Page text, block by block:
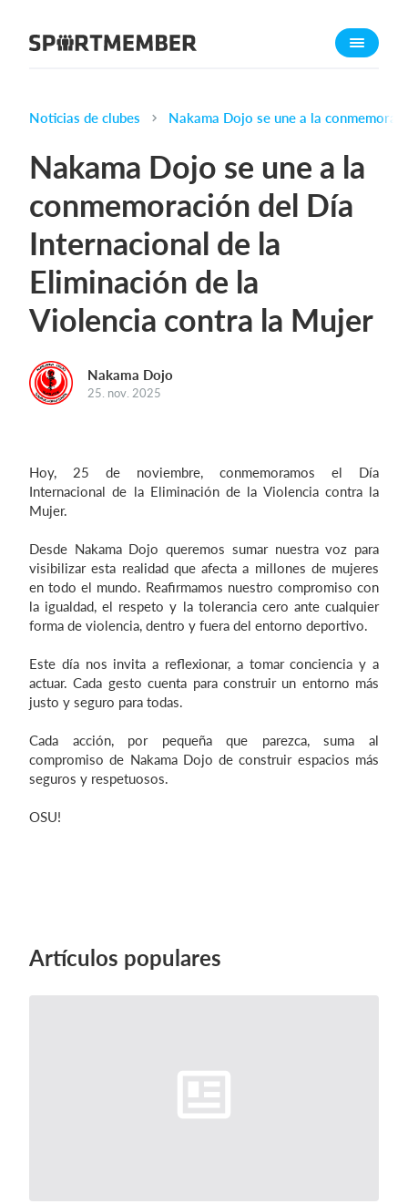
Acerca de SportMember
Funciones
Calendario
Gestión de pagos
Sitio web
App móvil
Tienda Online
¿Cuanto cuesta?
Español
Iniciar sesión
Noticias de clubes Nakama Dojo se une a la
Nakama Dojo se une a la
conmemoración del Día
Internacional de la
Eliminación de la
Violencia contra la Mujer
Nakama Dojo
25. nov. 2025
Hoy, 25 de noviembre, conmemoramos el Día
Internacional de la Eliminación de la Violencia contra la
Mujer.
Desde Nakama Dojo queremos sumar nuestra voz para
visibilizar esta realidad que afecta a millones de mujeres
en todo el mundo. Reafirmamos nuestro compromiso con
la igualdad, el respeto y la tolerancia cero ante cualquier
forma de violencia, dentro y fuera del entorno deportivo.
Este día nos invita a reflexionar, a tomar conciencia y a
actuar. Cada gesto cuenta para construir un entorno más
justo y seguro para todas.
Cada acción, por pequeña que parezca, suma al
compromiso de Nakama Dojo de construir espacios más
seguros y respetuosos.
OSU!
Artículos populares